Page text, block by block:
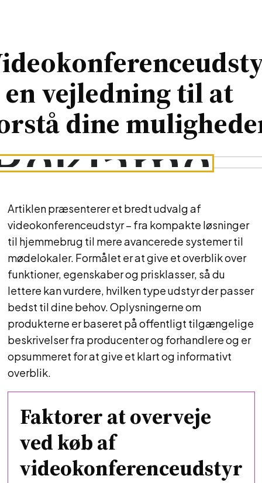
en vejledning til at
dine
Artiklen præsenterer et bredt udvalg af
videokonferenceudstyr – fra kompakte løsninger
til hjemmebrug til mere avancerede systemer til
mødelokaler. Formålet er at give et overblik over
funktioner, egenskaber og prisklasser, så du
lettere kan vurdere, hvilken type udstyr der passer
bedst til dine behov. Oplysningerne om
produkterne er baseret på offentligt tilgængelige
beskrivelser fra producenter og forhandlere og er
opsummeret for at give et klart og informativt
overblik.
Faktorer at overveje
ved køb af
videokonferenceudstyr